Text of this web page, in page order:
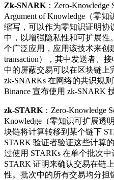
Zk-SNARK ：Zero-Knowledge
Argument of Knowledge（零
缩写，可以作为零知识证明协
中，以增强隐私性和可扩展性
个广泛应用，应用该技术来创
transaction），其中发送者、
中的屏蔽交易可以在区块链上
zk-SNARKs 在网络的共识规
Binance 宣布使用 zk-SNARK
zk-STARK ：Zero-Knowledge
Knowledge（零知识可扩展透
块链将计算转移到某个链下
STARK 验证者验证这些计算
过使用 STARKs 在单个批次
STARK 证明来确认交易在链
性。批次中的所有交易均分担